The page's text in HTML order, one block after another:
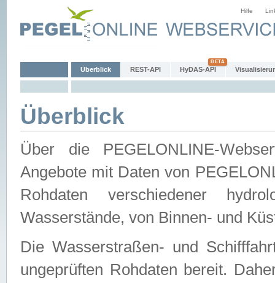
Hilfe
Überblick REST-API HyDAS-API
Überblick
Über die PEGELONLINE-
Angebote mit Daten von
Rohdaten verschiedener
Wasserstände, von Binnen- und
Die Wasserstraßen- und
ungeprüften Rohdaten bereit.